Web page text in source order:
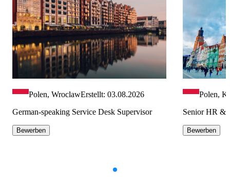
Polen, WroclawErstellt: 03.08.2026
German-speaking Service Desk Supervisor
Bewerben
Polen,
Senior HR &
Bewerben